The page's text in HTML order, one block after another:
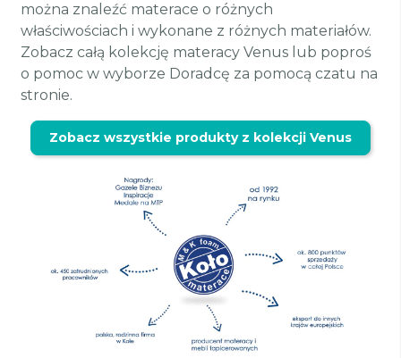
można znaleźć materace o różnych
właściwościach i wykonane z różnych materiałów.
Zobacz całą kolekcję materacy Venus lub poproś
o pomoc w wyborze Doradcę za pomocą czatu na
stronie.
Zobacz wszystkie produkty z kolekcji Venus